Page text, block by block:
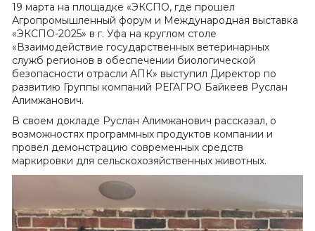
19 марта на площадке «ЭКСПО, где прошел
Агропромышленный форум и Международная выставка
«ЭКСПО-2025» в г. Уфа на круглом столе
«Взаимодействие государственных ветеринарных
служб регионов в обеспечении биологической
безопасности отрасли АПК» выступил Директор по
развитию Группы компаний РЕГАГРО Байкеев Руслан
Алимжанович.
В своем докладе Руслан Алимжанович рассказал, о
возможностях программных продуктов компании и
провел демонстрацию современных средств
маркировки для сельскохозяйственных животных.